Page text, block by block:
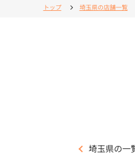
トップ 埼玉県の店舗一覧
埼玉県の一